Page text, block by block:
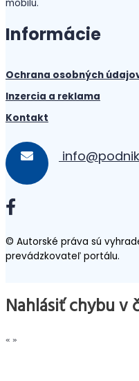
mobilu.
Informácie
Ochrana osobných
Inzercia a reklama
Kontakt
© Autorské práva sú
prevádzkovateľ portálu.
Nahlásiť chybu v
«»